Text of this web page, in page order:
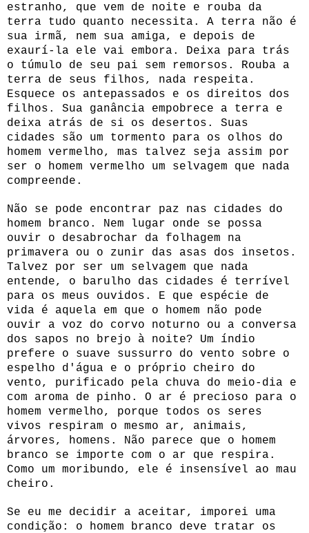
estranho, que vem de noite e rouba da
terra tudo quanto necessita. A terra não é
sua irmã, nem sua amiga, e depois de
exaurí-la ele vai embora. Deixa para trás
o túmulo de seu pai sem remorsos. Rouba a
terra de seus filhos, nada respeita.
Esquece os antepassados e os direitos dos
filhos. Sua ganância empobrece a terra e
deixa atrás de si os desertos. Suas
cidades são um tormento para os olhos do
homem vermelho, mas talvez seja assim por
ser o homem vermelho um selvagem que nada
compreende.
Não se pode encontrar paz nas cidades do
homem branco. Nem lugar onde se possa
ouvir o desabrochar da folhagem na
primavera ou o zunir das asas dos insetos.
Talvez por ser um selvagem que nada
entende, o barulho das cidades é terrível
para os meus ouvidos. E que espécie de
vida é aquela em que o homem não pode
ouvir a voz do corvo noturno ou a conversa
dos sapos no brejo à noite? Um índio
prefere o suave sussurro do vento sobre o
espelho d'água e o próprio cheiro do
vento, purificado pela chuva do meio-dia e
com aroma de pinho. O ar é precioso para o
homem vermelho, porque todos os seres
vivos respiram o mesmo ar, animais,
árvores, homens. Não parece que o homem
branco se importe com o ar que respira.
Como um moribundo, ele é insensível ao mau
cheiro.
Se eu me decidir a aceitar, imporei uma
condição: o homem branco deve tratar os